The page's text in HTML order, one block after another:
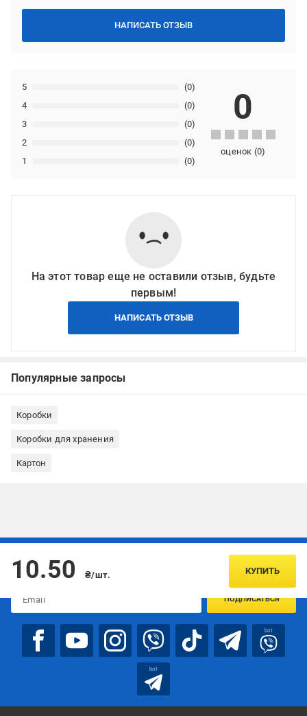
НАПИСАТЬ ОТЗЫВ
1 (0)
2 (0)
3 (0)
4 (0)
5 (0)
0
оценок (0)
На этот товар еще не оставили отзыв, будьте
первым!
НАПИСАТЬ ОТЗЫВ
Популярные запросы
Коробки
Коробки для хранения
Картон
10.50 ₴/шт. КУПИТЬ
Подписывайтесь, чтобы узнавать первым об акцияx и
ПОДПИСАТЬСЯ
bot
bot